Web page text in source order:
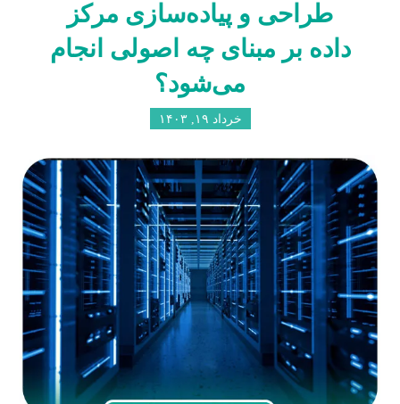
طراحی و پیاده‌سازی مرکز
داده بر مبنای چه اصولی انجام
می‌شود؟
خرداد ۱۹, ۱۴۰۳